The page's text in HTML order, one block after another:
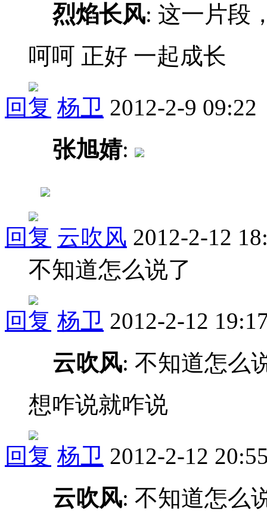
烈焰长风: 这一片段
呵呵 正好 一起成长
回复 杨卫 2012-2-9 09:22
张旭婧:
回复 云吹风 2012-2-12
不知道怎么说了
回复 杨卫 2012-2-12
云吹风: 不知道怎么
想咋说就咋说
回复 杨卫 2012-2-12
云吹风: 不知道怎么